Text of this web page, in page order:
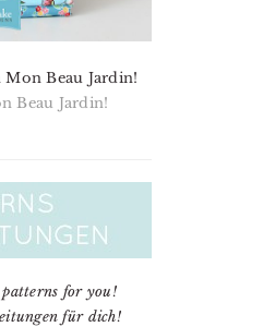
Beau Jardin!
Beau Jardin!
for you!
für dich!